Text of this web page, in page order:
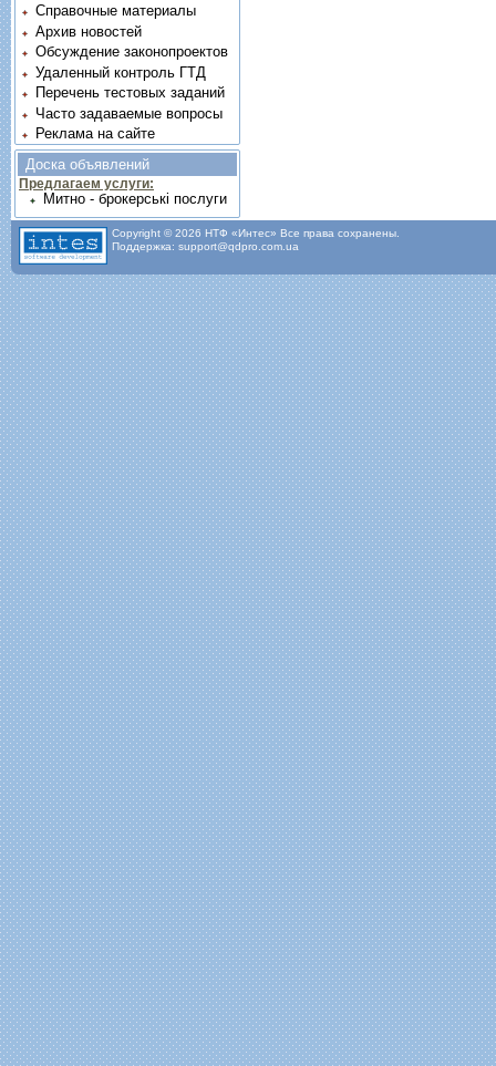
Справочные материалы
Архив новостей
Обсуждение законопроектов
Удаленный контроль ГТД
Перечень тестовых заданий
Часто задаваемые вопросы
Реклама на сайте
Доска объявлений
Предлагаем услуги:
Митно - брокерські послуги
Copyright © 2026 НТФ «Интес» Все права сохранены.
Поддержка: support@qdpro.com.ua